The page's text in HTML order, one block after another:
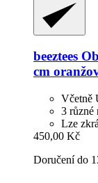
beeztees
cm
Včetně
3 různé
Lze
450,00 Kč
Doručení do